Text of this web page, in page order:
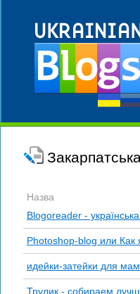
Назва
Blogoreader -
Photoshop-blog или Как
идейки-затейки для
Трулик - собираем